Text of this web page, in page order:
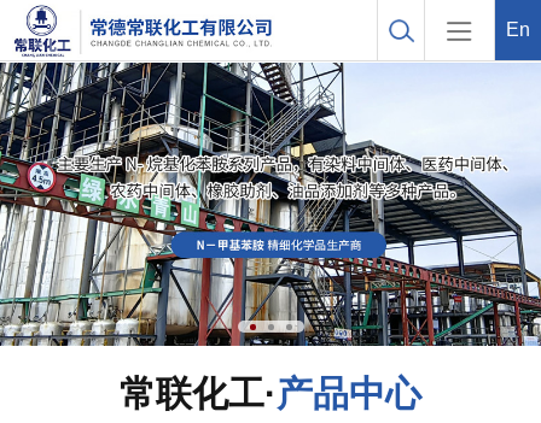
En
常联化工·产品中心